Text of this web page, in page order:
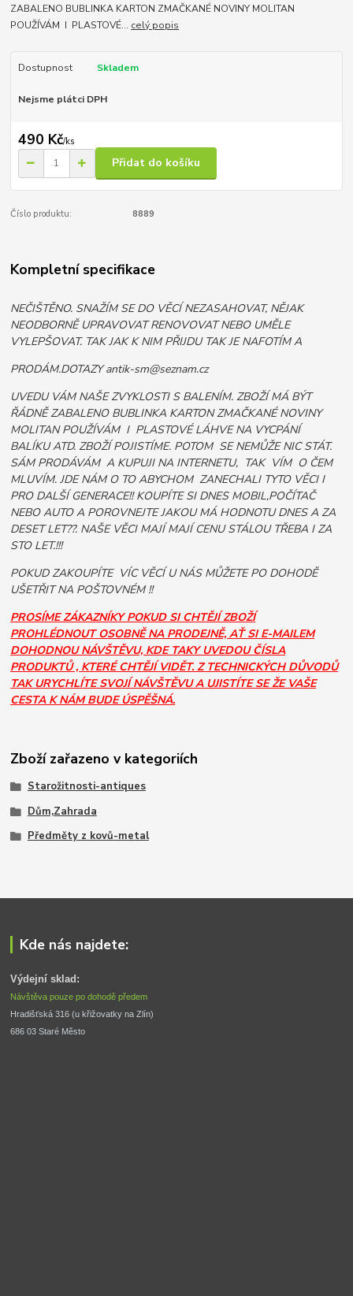
ZABALENO BUBLINKA KARTON ZMAČKANÉ NOVINY MOLITAN
POUŽÍVÁM I PLASTOVÉ... celý popis
Dostupnost Skladem
Nejsme plátci DPH
490 Kč/ks
Přidat do košíku
Číslo produktu: 8889
Kompletní specifikace
NEČIŠTĚNO. SNAŽÍM SE DO VĚCÍ NEZASAHOVAT, NĚJAK
NEODBORNĚ UPRAVOVAT RENOVOVAT NEBO UMĚLE
VYLEPŠOVAT. TAK JAK K NIM PŘIJDU TAK JE NAFOTÍM A
PRODÁM.DOTAZY antik-sm@seznam.cz
UVEDU VÁM NAŠE ZVYKLOSTI S BALENÍM. ZBOŽÍ MÁ BÝT
ŘÁDNĚ ZABALENO BUBLINKA KARTON ZMAČKANÉ NOVINY
MOLITAN POUŽÍVÁM I PLASTOVÉ LÁHVE NA VYCPÁNÍ
BALÍKU ATD. ZBOŽÍ POJISTÍME. POTOM SE NEMŮŽE NIC STÁT.
SÁM PRODÁVÁM A KUPUJI NA INTERNETU, TAK VÍM O ČEM
MLUVÍM. JDE NÁM O TO ABYCHOM ZANECHALI TYTO VĚCI I
PRO DALŠÍ GENERACE!! KOUPÍTE SI DNES MOBIL,POČÍTAČ
NEBO AUTO A POROVNEJTE JAKOU MÁ HODNOTU DNES A ZA
DESET LET??. NAŠE VĚCI MAJÍ MAJÍ CENU STÁLOU TŘEBA I ZA
STO LET.!!!
POKUD ZAKOUPÍTE VÍC VĚCÍ U NÁS MŮŽETE PO DOHODĚ
UŠETŘIT NA POŠTOVNÉM !!
PROSÍME ZÁKAZNÍKY POKUD SI CHTĚJÍ ZBOŽÍ
PROHLÉDNOUT OSOBNĚ NA PRODEJNĚ, AŤ SI E-MAILEM
DOHODNOU NÁVŠTĚVU, KDE TAKY UVEDOU ČÍSLA
PRODUKTŮ , KTERÉ CHTĚJÍ VIDĚT. Z TECHNICKÝCH DŮVODŮ
TAK URYCHLÍTE SVOJÍ NÁVŠTĚVU A UJISTÍTE SE ŽE VAŠE
CESTA K NÁM BUDE ÚSPĚŠNÁ.
Zboží zařazeno v kategoriích
Starožitnosti-antiques
Dům,Zahrada
Předměty z kovů-metal
Kde nás najdete:
Výdejní sklad:
Návštěva pouze po dohodě předem
Hradišťská 316 (u křižovatky na Zlín)
686 03 Staré Město